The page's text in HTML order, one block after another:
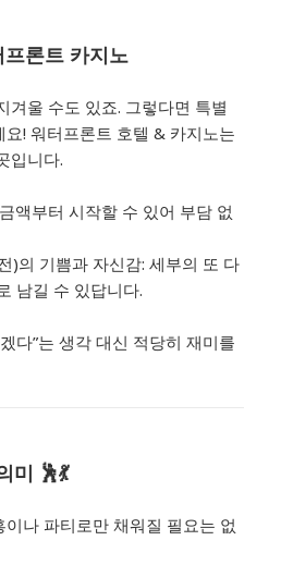
프론트 카지노
겨울 수도 있죠. 그렇다면 특별
! 워터프론트 호텔 & 카지노는
입니다.
액부터 시작할 수 있어 부담 없
)의 기쁨과 자신감: 세부의 또 다
남길 수 있답니다.
다”는 생각 대신 적당히 재미를
미 🕺💃
나 파티로만 채워질 필요는 없